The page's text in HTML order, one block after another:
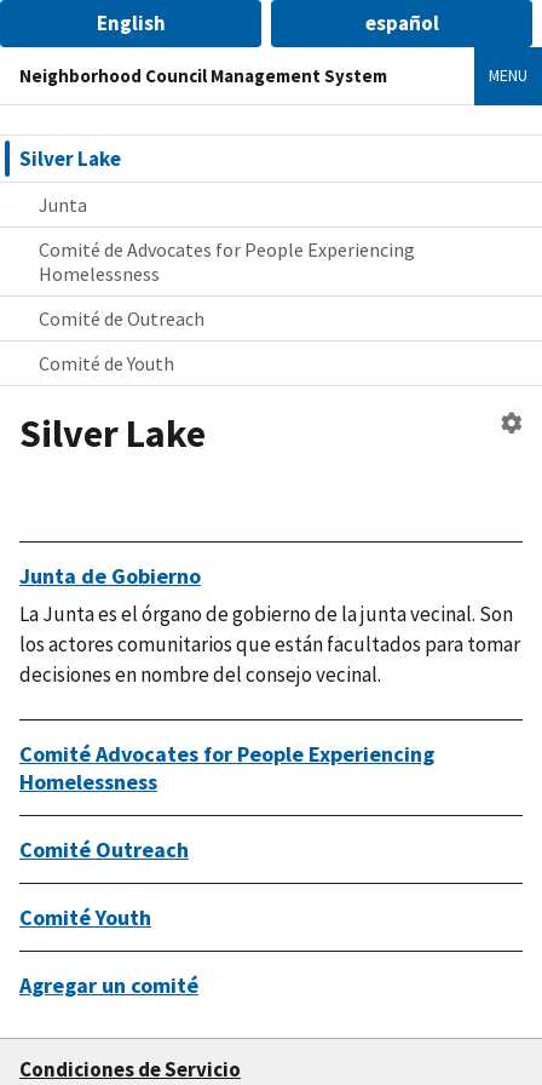
English español
Neighborhood Council Management System MENU
Silver Lake
Junta
Comité de Advocates for People Experiencing
Homelessness
Comité de Outreach
Comité de Youth
Silver Lake
Junta de Gobierno
La Junta es el órgano de gobierno de la junta vecinal. Son
los actores comunitarios que están facultados para tomar
decisiones en nombre del consejo vecinal.
Comité Advocates for People Experiencing
Homelessness
Comité Outreach
Comité Youth
Agregar un comité
Condiciones de Servicio